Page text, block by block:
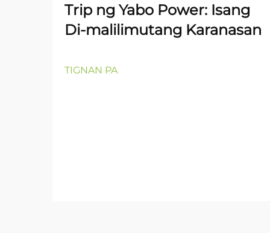
Trip ng Yabo Power: Isang
Di-malilimutang Karanasan
TIGNAN PA